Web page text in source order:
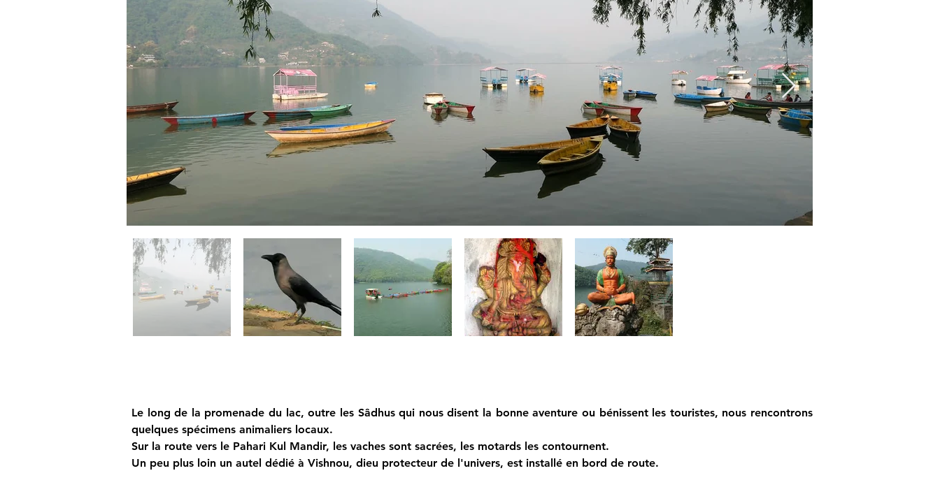
Le long de la promenade du lac, outre les Sâdhus qui nous disent la bonne aventure ou bénissent les touristes, nous rencontrons
quelques spécimens animaliers locaux.
Sur la route vers le Pahari Kul Mandir, les vaches sont sacrées, les motards les contournent.
Un peu plus loin un autel dédié à Vishnou, dieu protecteur de l'univers, est installé en bord de route.